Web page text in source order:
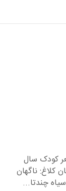
کودک سال
کلاغ: ناگهان
چندتا...